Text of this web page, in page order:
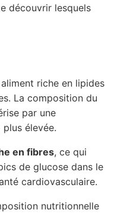
découvrir lesquels
riche en lipides
La composition du
par une
élevée.
en fibres, ce qui
de glucose dans le
cardiovasculaire.
nutritionnelle